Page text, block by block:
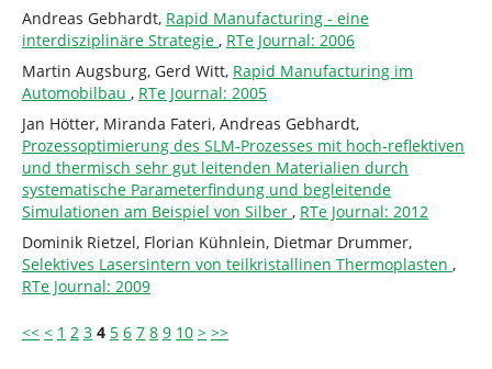
Andreas Gebhardt, Rapid Manufacturing - eine
interdisziplinäre Strategie , RTe Journal: 2006
Martin Augsburg, Gerd Witt, Rapid Manufacturing im
Automobilbau , RTe Journal: 2005
Jan Hötter, Miranda Fateri, Andreas Gebhardt,
Prozessoptimierung des SLM-Prozesses mit hoch-reflektiven
und thermisch sehr gut leitenden Materialien durch
systematische Parameterfindung und begleitende
Simulationen am Beispiel von Silber , RTe Journal: 2012
Dominik Rietzel, Florian Kühnlein, Dietmar Drummer,
Selektives Lasersintern von teilkristallinen Thermoplasten ,
RTe Journal: 2009
<< < 1 2 3 4 5 6 7 8 9 10 > >>